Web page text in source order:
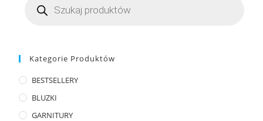
Kategorie Produktów
BESTSELLERY
BLUZKI
GARNITURY